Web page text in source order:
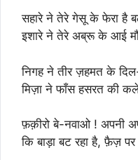
सहारे ने तेरे गेसू के फेरा है
इशारे ने तेरे अब्रू के आई
निगह ने तीर ज़हमत के
मिज़ा ने फाँस हसरत की
फ़क़ीरो बे-नवाओ ! अपनी
कि बाड़ा बट रहा है, फ़ैज़